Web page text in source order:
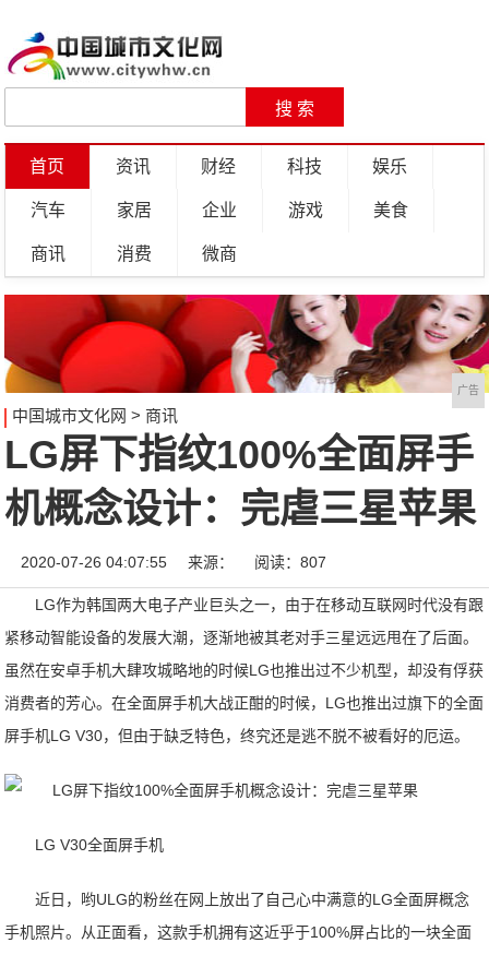
首页 资讯 财经 科技 娱乐
汽车 家居 企业 游戏 美食
商讯 消费 微商
广告
中国城市文化网 > 商讯
LG屏下指纹100%全面屏手
机概念设计：完虐三星苹果
2020-07-26 04:07:55 来源： 阅读：807
LG作为韩国两大电子产业巨头之一，由于在移动互联网时代没有跟
紧移动智能设备的发展大潮，逐渐地被其老对手三星远远甩在了后面。
虽然在安卓手机大肆攻城略地的时候LG也推出过不少机型，却没有俘获
消费者的芳心。在全面屏手机大战正酣的时候，LG也推出过旗下的全面
屏手机LG V30，但由于缺乏特色，终究还是逃不脱不被看好的厄运。
LG V30全面屏手机
近日，哟ULG的粉丝在网上放出了自己心中满意的LG全面屏概念
手机照片。从正面看，这款手机拥有这近乎于100%屏占比的一块全面